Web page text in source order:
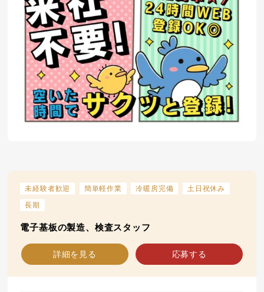
未経験者歓迎 簡単軽作業 冷暖房完備
土日祝休み
長期
電子基板の製造、検査スタッフ
詳細を見る 応募する